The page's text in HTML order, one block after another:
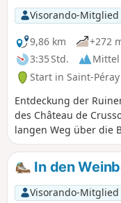
Visorando-Mitglied
9,86 km
+272
3:35 Std.
Mittel
Start in Saint-
Entdeckung der
des Château de
langen Weg über die
denen aus man einen
und den Vercors
In den
Visorando-Mitglied